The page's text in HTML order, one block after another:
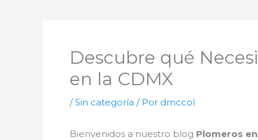
Descubre qué
en la CDMX
/Sin categoría / Por dmccol
Bienvenidos a nuestro blog Plomeros